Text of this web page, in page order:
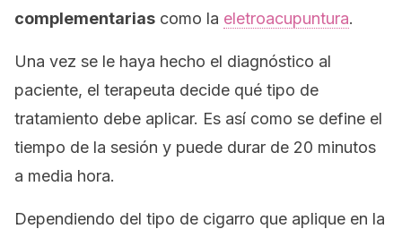
complementarias como la eletroacupuntura.
Una vez se le haya hecho el diagnóstico al
paciente, el terapeuta decide qué tipo de
tratamiento debe aplicar. Es así como se define el
tiempo de la sesión y puede durar de 20 minutos
a media hora.
Dependiendo del tipo de cigarro que aplique en la